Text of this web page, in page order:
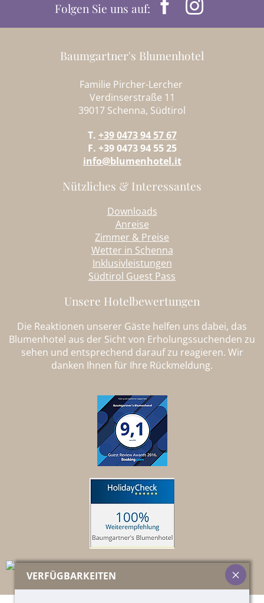
VERFÜGBARKEITEN
Folgen Sie uns auf:
Baumgartner's Blumenhotel
Familie Pircher-Lercher
Verdinserstraße 11
39017 Schenna, Südtirol
T. +39 0473 94 57 67
F. +39 0473 94 55 25
info@blumenhotel.it
Nützliches & Interessantes
Downloads
Anreise
Zimmer & Preise
Wetter in Schenna
Inklusivleistungen
Südtirol Guest Pass
Unsere Hotelbewertungen
Die Reaktionen unserer Gäste helfen uns dabei, das
Blumenhotel aus der Sicht von Erholungssuchenden zu
sehen und entsprechend darauf zu reagieren. Wir
danken Ihnen für Ihre Rückmeldung.